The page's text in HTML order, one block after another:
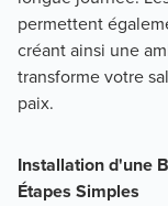
permettent
créant ainsi une
transforme votre
paix.
Installation d'une
Étapes Simples